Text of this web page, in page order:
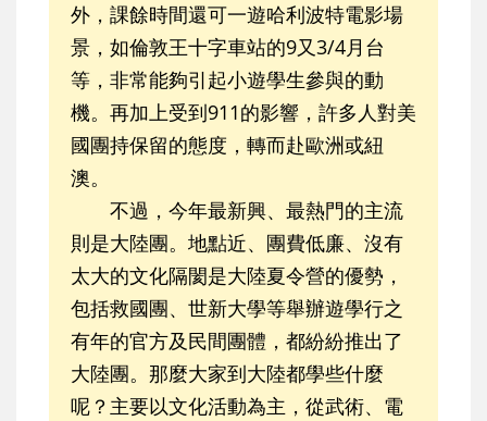
外，課餘時間還可一遊哈利波特電影場
景，如倫敦王十字車站的9又3/4月台
等，非常能夠引起小遊學生參與的動
機。再加上受到911的影響，許多人對美
國團持保留的態度，轉而赴歐洲或紐
澳。
不過，今年最新興、最熱門的主流
則是大陸團。地點近、團費低廉、沒有
太大的文化隔閡是大陸夏令營的優勢，
包括救國團、世新大學等舉辦遊學行之
有年的官方及民間團體，都紛紛推出了
大陸團。那麼大家到大陸都學些什麼
呢？主要以文化活動為主，從武術、電